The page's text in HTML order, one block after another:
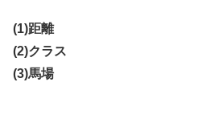
(1)距離
(2)クラス
(3)馬場